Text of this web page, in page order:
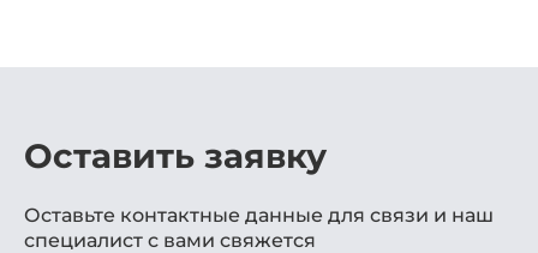
Оставить заявку
Оставьте контактные данные для связи и наш
специалист с вами свяжется